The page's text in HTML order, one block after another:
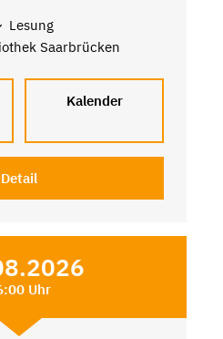
Lesung
Saarbrücken
Kalender
Detail
Uhr